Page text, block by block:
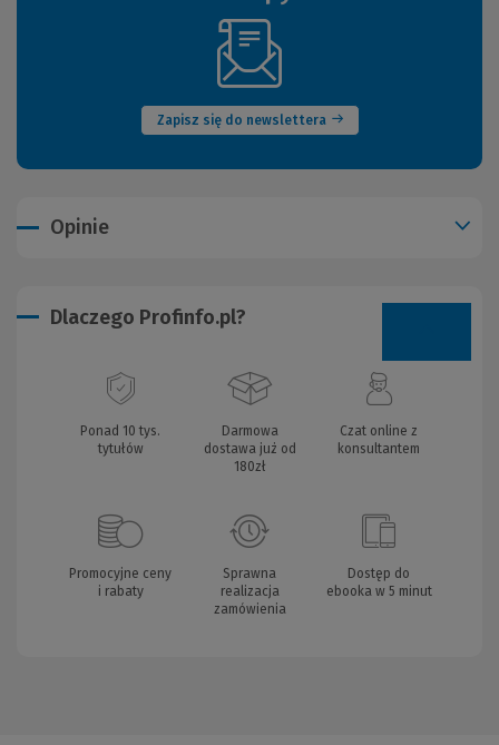
Zapisz się do newslettera
(Nowe
okno)
Opinie
Dlaczego Profinfo.pl?
Ponad 10 tys.
tytułów
Darmowa
dostawa już od
180zł
Czat online z
konsultantem
Promocyjne ceny
i rabaty
Sprawna
realizacja
zamówienia
Dostęp do
ebooka w 5 minut